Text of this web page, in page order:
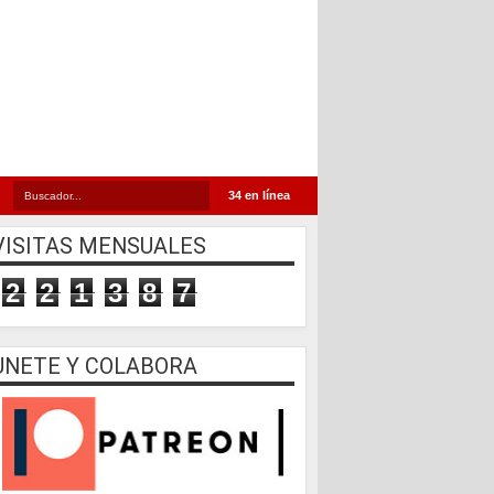
34 en línea
MENSUALES
2 2 1 3 8 7
Y COLABORA